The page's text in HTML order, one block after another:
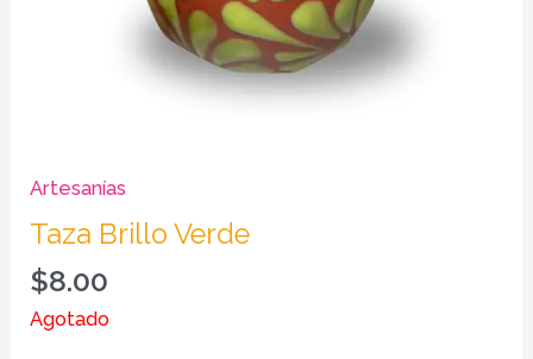
Artesanías
Taza Brillo Verde
$8.00
Agotado